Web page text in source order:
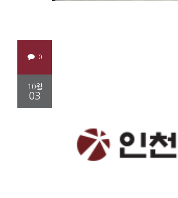
0
10월
03